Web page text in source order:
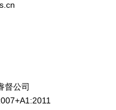
督公司